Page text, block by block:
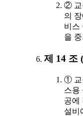
② 교
의
비스
을
제 14 조
① 교
스용
공에
설비